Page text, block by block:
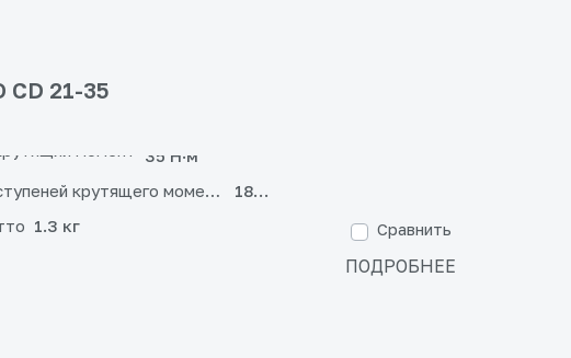
CD 21-35
крутящего момента
18+1
1.3 кг Сравнить
ПОДРОБНЕЕ